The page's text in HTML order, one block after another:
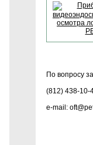
По вопросу
(812) 438-10-
e-mail: